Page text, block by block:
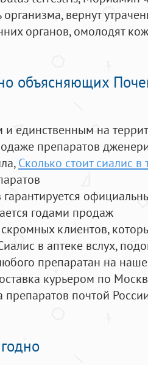
вернут
органов, омолодят
объясняющих
единственным на
препаратов
, Сколько стоит сиалис
гарантируется
годами продаж
клиентов,
в аптеке вслух,
препаратан на
курьером по
почтой